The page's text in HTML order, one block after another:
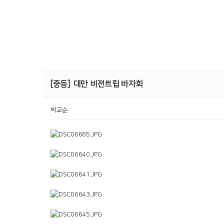
[중등] 대만 비젼트립 바자회
박교순